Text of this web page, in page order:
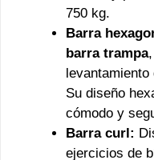
750 kg.
Barra
barra trampa
Su diseño
cómodo y
Barra curl:
ejercicios de